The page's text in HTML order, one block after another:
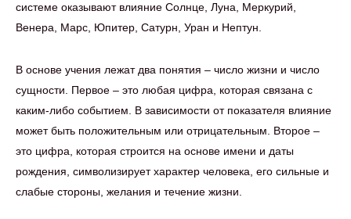
системе оказывают влияние Солнце, Луна, Меркурий,
Венера, Марс, Юпитер, Сатурн, Уран и Нептун.
В основе учения лежат два понятия – число жизни и число
сущности. Первое – это любая цифра, которая связана с
каким-либо событием. В зависимости от показателя влияние
может быть положительным или отрицательным. Второе –
это цифра, которая строится на основе имени и даты
рождения, символизирует характер человека, его сильные и
слабые стороны, желания и течение жизни.